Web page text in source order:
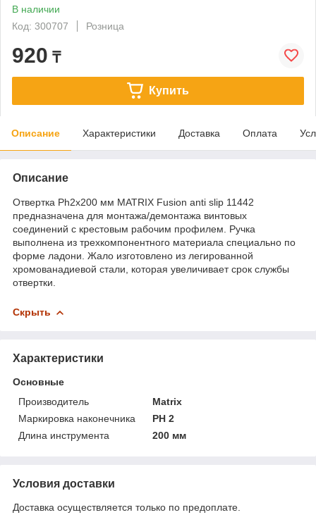
В наличии
Код: 300707
Розница
920 ₸
Купить
Описание Характеристики Доставка Оплата
Описание
Отвертка Ph2х200 мм MATRIX Fusion anti slip 11442
предназначена для монтажа/демонтажа винтовых
соединений с крестовым рабочим профилем. Ручка
выполнена из трехкомпонентного материала специально по
форме ладони. Жало изготовлено из легированной
хромованадиевой стали, которая увеличивает срок службы
отвертки.
Скрыть
Характеристики
Основные
Производитель
Matrix
Маркировка наконечника
PH 2
Длина инструмента
200 мм
Условия доставки
Доставка осуществляется только по предоплате.